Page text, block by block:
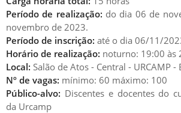
Período de realização: do dia 06 de
novembro de 2023.
Período de inscrição: até o dia 06/11/
Horário de realização: noturno: 19:00 às
Local: Salão de Atos - Central - URCAMP -
Nº de vagas: mínimo: 60 máximo: 100
Público-alvo: Discentes e docentes do
da Urcamp